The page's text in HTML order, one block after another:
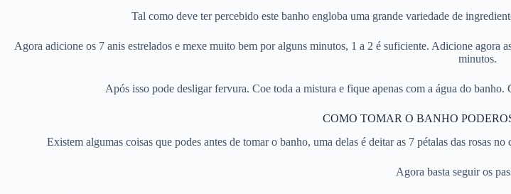
Tal como deve ter percebido este banho engloba uma grande variedade de
Agora adicione os 7 anis estrelados e mexe muito bem por alguns minutos, 1 a 2 é suficiente. Adicione agora
minutos.
Após isso pode desligar fervura. Coe toda a mistura e fique apenas com a água do
COMO TOMAR O BANHO
Existem algumas coisas que podes antes de tomar o banho, uma delas é deitar as 7 pétalas das rosas
Agora basta seguir os